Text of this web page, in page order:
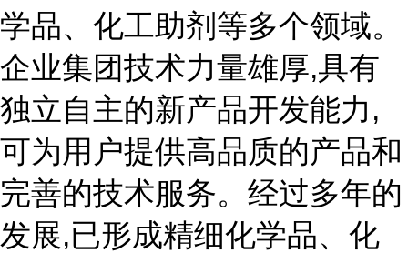
学品、化工助剂等多个领域。
企业集团技术力量雄厚,具有
独立自主的新产品开发能力,
可为用户提供高品质的产品和
完善的技术服务。经过多年的
发展,已形成精细化学品、化